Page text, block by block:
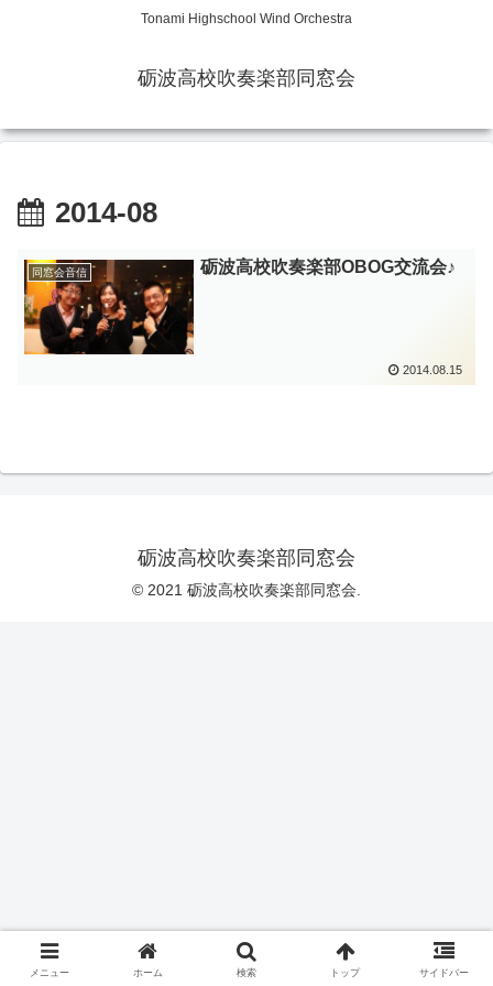
Tonami Highschool Wind Orchestra
砺波高校吹奏楽部同窓会
2014-08
同窓会音信 砺波高校吹奏楽部OBOG交流会♪
2014.08.15
砺波高校吹奏楽部同窓会
© 2021 砺波高校吹奏楽部同窓会.
メニュー ホーム 検索 トップ サイドバー